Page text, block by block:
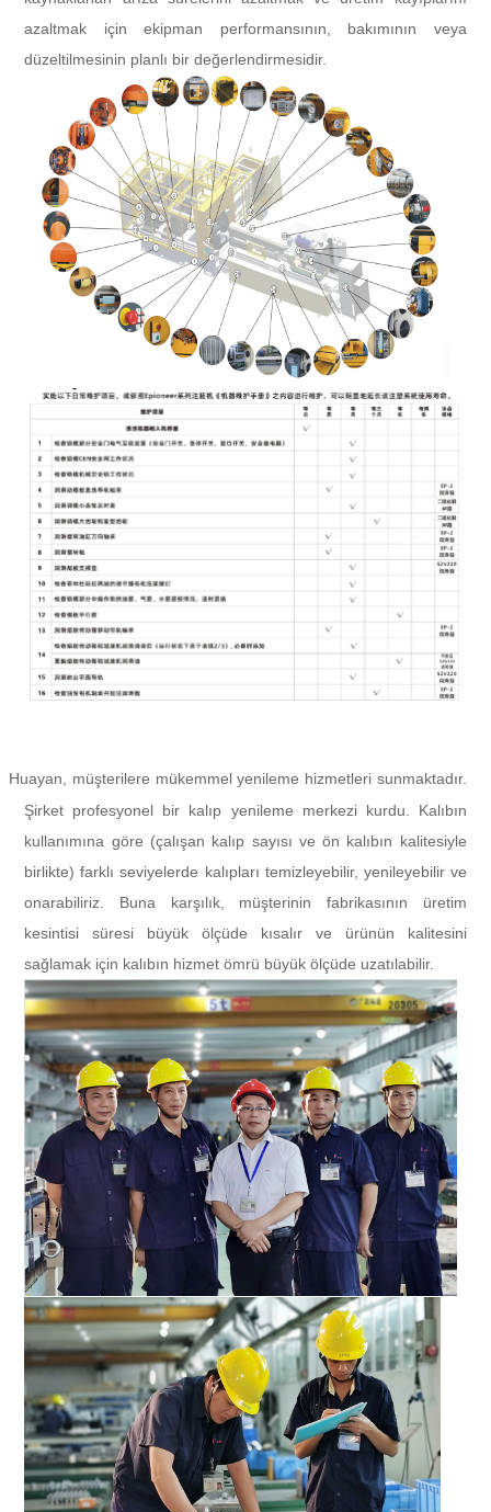
azaltmak için ekipman performansının, bakımının veya
düzeltilmesinin planlı bir değerlendirmesidir.
Huayan, müşterilere mükemmel yenileme hizmetleri sunmaktadır.
Şirket profesyonel bir kalıp yenileme merkezi kurdu. Kalıbın
kullanımına göre (çalışan kalıp sayısı ve ön kalıbın kalitesiyle
birlikte) farklı seviyelerde kalıpları temizleyebilir, yenileyebilir ve
onarabiliriz. Buna karşılık, müşterinin fabrikasının üretim
kesintisi süresi büyük ölçüde kısalır ve ürünün kalitesini
sağlamak için kalıbın hizmet ömrü büyük ölçüde uzatılabilir.